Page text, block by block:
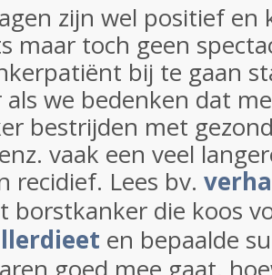
zijn wel positief en
maar toch geen
bij te gaan
als we bedenken dat
bestrijden met
vaak een veel
recidief. Lees bv.
borstkanker die koos
en bepaalde